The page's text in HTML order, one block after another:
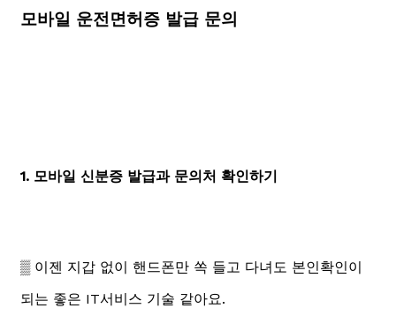
모바일 운전면허증 발급 문의
1. 모바일 신분증 발급과 문의처 확인하기
▒ 이젠 지갑 없이 핸드폰만 쏙 들고 다녀도 본인확인이
되는 좋은 IT서비스 기술 같아요.